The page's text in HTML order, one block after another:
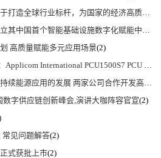
的经济高质量发展贡献更大力量|上海电气集团党委书记、董事长吴磊来访
其中国首个智能基础设施数字化赋能中心
高质量赋能多元应用场景(2)
International PCU1500S7 PCU 1500 S7 V4.5.0
司合作开发高性能储能和太阳能组串式逆变器方案 以实现可持续的未来
数字供应链创新峰会,演讲大咖阵容官宣(2)
常见问题解答(2)
式获批上市(2)